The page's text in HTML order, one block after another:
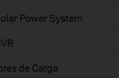
Power System
de Carga